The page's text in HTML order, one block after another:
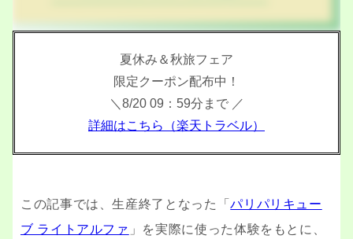
夏休み＆秋旅フェア
限定クーポン配布中！
＼8/20 09：59分まで ／
詳細はこちら（楽天トラベル）
この記事では、生産終了となった「パリパリキュー
ブ ライトアルファ 」を実際に使った体験をもとに、